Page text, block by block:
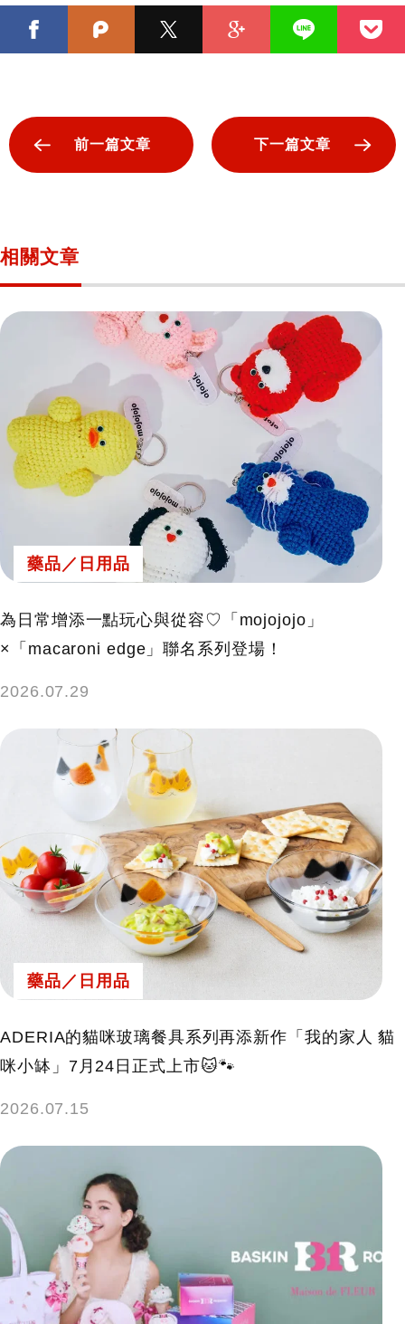
前一篇文章 下一篇文章
相關文章
藥品／日用品
為日常增添一點玩心與從容♡「mojojojo」
×「macaroni edge」聯名系列登場！
2026.07.29
藥品／日用品
ADERIA的貓咪玻璃餐具系列再添新作「我的家人 貓
咪小缽」7月24日正式上市🐱🐾
2026.07.15